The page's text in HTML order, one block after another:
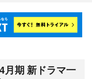
月期 新ドラマ一